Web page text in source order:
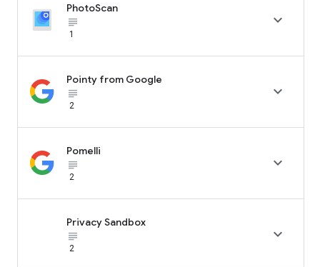
PhotoScan
subject_black
1

Pointy from Google
subject_black
2

Pomelli
subject_black
2

Privacy Sandbox
subject_black
2
